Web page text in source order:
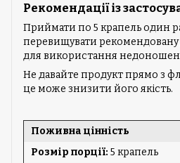
Рекомендації із
Приймати по 5 крапель один
перевищувати
для використання
Не давайте продукт прямо з
це може знизити його якість.
Поживна цінність
Розмір порції: 5 крапель